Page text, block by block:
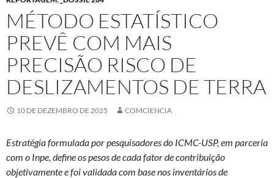
MÉTODO ESTATÍSTICO
PREVÊ COM MAIS
PRECISÃO RISCO DE
DESLIZAMENTOS DE TERRA
10 DE DEZEMBRO DE 2025 COMCIENCIA
Estratégia formulada por pesquisadores do ICMC-USP, em parceria
com o Inpe, define os pesos de cada fator de contribuição
objetivamente e foi validada com base nos inventários de